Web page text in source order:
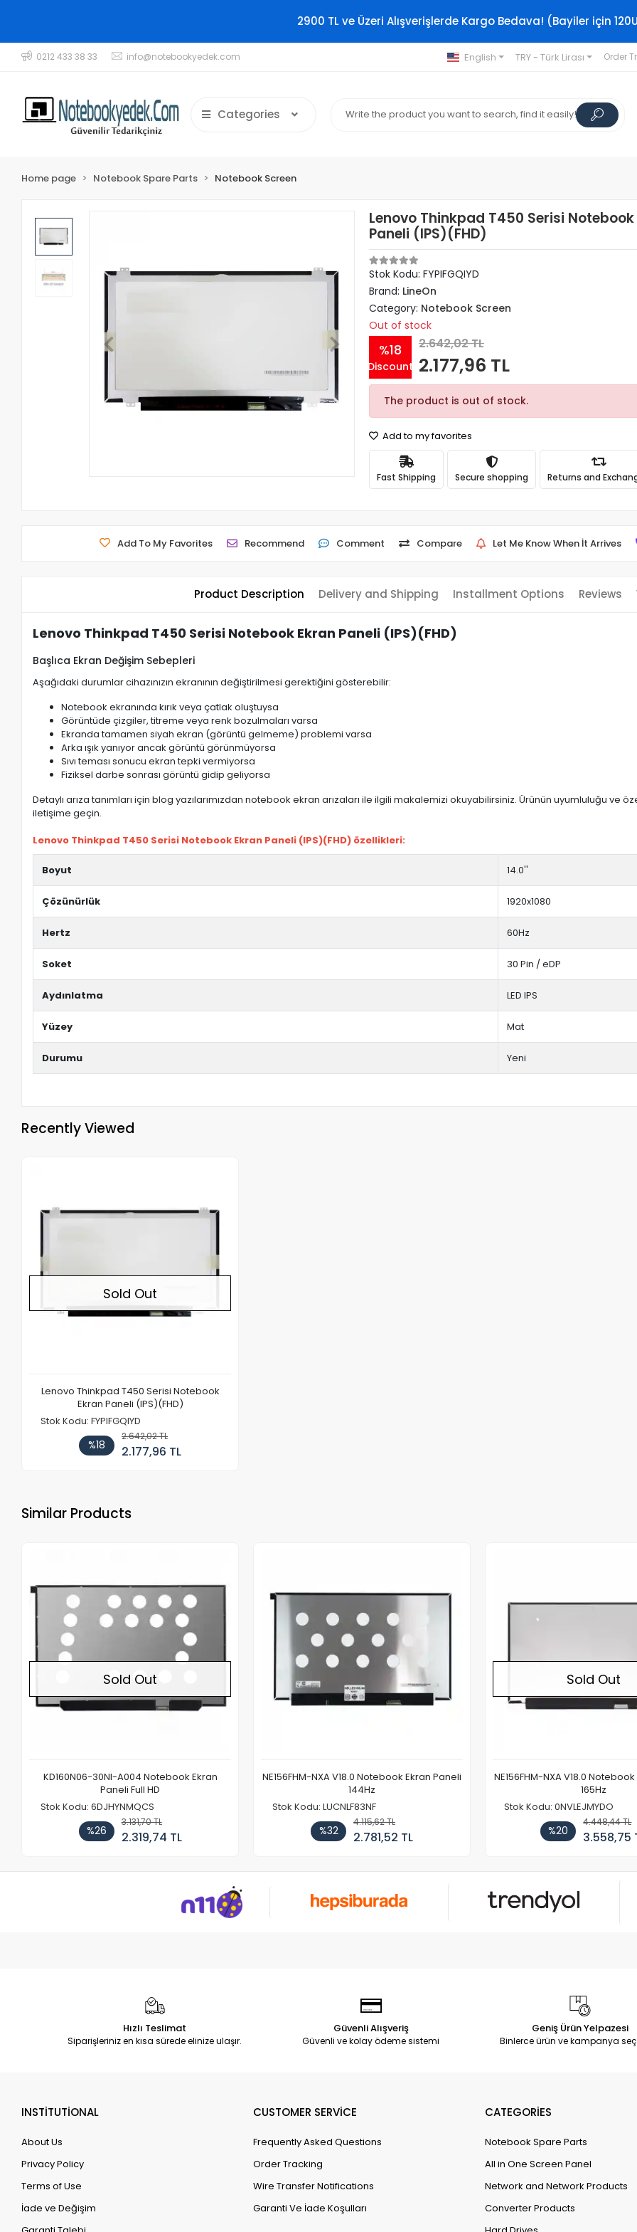
2900 TL ve Üzeri Alışverişlerde Kargo Bedava! (Bayiler için
0212 433 38 33 info@notebookyedek.com English TRY - Türk Lirası Order
Categories
Home page Notebook Spare Parts Notebook Screen
Lenovo Thinkpad T450 Serisi Notebook
Paneli (IPS)(FHD)
Stok Kodu: FYPIFGQIYD
Brand: LineOn
Category: Notebook Screen
Out of stock
%18
Discount
2.642,02 TL
2.177,96 TL
The product is out of stock.
Add to my favorites
Fast Shipping Secure shopping Returns and
Add To My Favorites Recommend Comment Compare Let Me Know When İt Arrives
Product Description Delivery and Shipping Installment Options Reviews
Lenovo Thinkpad T450 Serisi Notebook Ekran Paneli (IPS)(FHD)
Başlıca Ekran Değişim Sebepleri
Aşağıdaki durumlar cihazınızın ekranının değiştirilmesi gerektiğini gösterebilir:
Notebook ekranında kırık veya çatlak oluştuysa
Görüntüde çizgiler, titreme veya renk bozulmaları varsa
Ekranda tamamen siyah ekran (görüntü gelmeme) problemi varsa
Arka ışık yanıyor ancak görüntü görünmüyorsa
Sıvı teması sonucu ekran tepki vermiyorsa
Fiziksel darbe sonrası görüntü gidip geliyorsa
Detaylı arıza tanımları için blog yazılarımızdan notebook ekran arızaları ile ilgili makalemizi okuyabilirsiniz. Ürünün uyumluluğu
iletişime geçin.
Lenovo Thinkpad T450 Serisi Notebook Ekran Paneli (IPS)(FHD) özellikleri:
Boyut 14.0''
Çözünürlük 1920x1080
Hertz 60Hz
Soket 30 Pin / eDP
Aydınlatma LED IPS
Yüzey Mat
Durumu Yeni
Recently Viewed
Sold Out
Lenovo Thinkpad T450 Serisi Notebook
Ekran Paneli (IPS)(FHD)
Stok Kodu: FYPIFGQIYD
%18
2.642,02 TL
2.177,96 TL
Similar Products
Sold Out
KD160N06-30NI-A004 Notebook Ekran
Paneli Full HD
Stok Kodu: 6DJHYNMQCS
%26
3.131,70 TL
2.319,74 TL
NE156FHM-NXA V18.0 Notebook Ekran Paneli
144Hz
Stok Kodu: LUCNLF83NF
%32
4.115,62 TL
2.781,52 TL
Sold Out
NE156FHM-NXA V18.0
165Hz
Stok Kodu: 0NVLEJMYDO
%20
4.448,44 TL
3.558,75
Hızlı Teslimat
Siparişleriniz en kısa sürede elinize ulaşır.
Güvenli Alışveriş
Güvenli ve kolay ödeme sistemi
Geniş Ürün Yelpazesi
Binlerce ürün ve kampanya
INSTİTUTİONAL
About Us
Privacy Policy
Terms of Use
İade ve Değişim
CUSTOMER SERVİCE
Frequently Asked Questions
Order Tracking
Wire Transfer Notifications
Garanti Ve İade Koşulları
CATEGORİES
Notebook Spare Parts
All in One Screen Panel
Network and Network Products
Converter Products